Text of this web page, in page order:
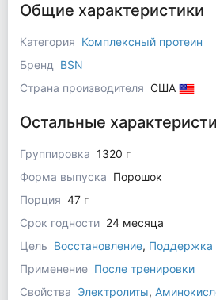
Общие характеристики
Категория Комплексный протеин
Бренд
BSN
Страна производителя США
Остальные
Группировка 1320 г
Форма выпуска Порошок
Порция 47 г
Срок годности 24 месяца
Цель Восстановление,
Применение После тренировки
Свойства Электролиты,